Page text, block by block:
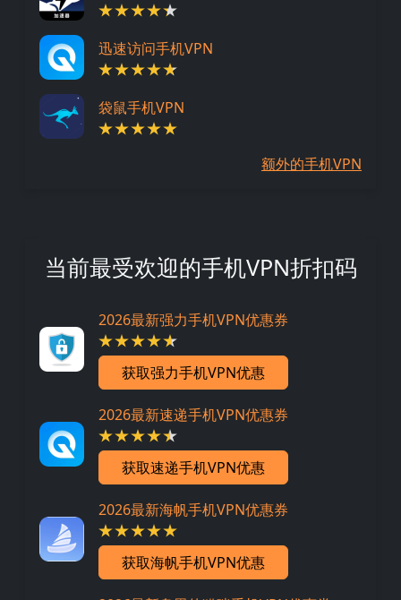
迅速访问手机VPN
袋鼠手机VPN
额外的手机VPN
当前最受欢迎的手机VPN折扣码
2026最新强力手机VPN优惠券
获取强力手机VPN优惠
2026最新速递手机VPN优惠券
获取速递手机VPN优惠
2026最新海帆手机VPN优惠券
获取海帆手机VPN优惠